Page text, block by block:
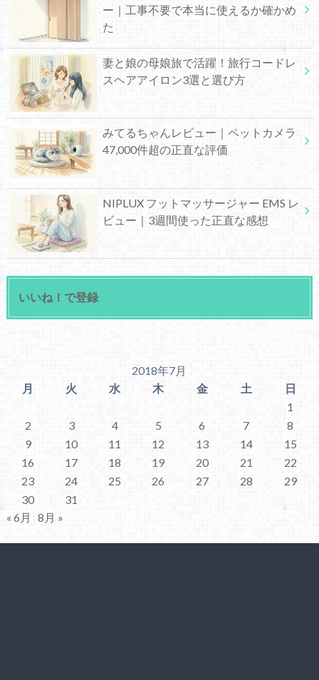
ー｜工事不要で本当に使えるか確かめ
た
妻と娘の母娘旅で活躍！旅行コードレ
スヘアアイロン3選と選び方
みてるちゃんレビュー｜ペットカメラ
47,000件超の正直な評価
NIPLUX フットマッサージャー EMS レ
ビュー｜3週間使った正直な感想
いいね！で登録
2018年7月
月
火 水 木 金 土
日
1
2
3 4 5 6 7
8
9
10 11 12 13 14
15
16
17 18 19 20 21
22
23
24 25 26 27 28
29
30
31
« 6月
8月 »